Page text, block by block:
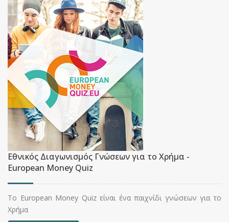
Εθνικός Διαγωνισμός Γνώσεων για το Χρήμα -
European Money Quiz
Το European Money Quiz είναι ένα παιχνίδι γνώσεων για το
Χρήμα